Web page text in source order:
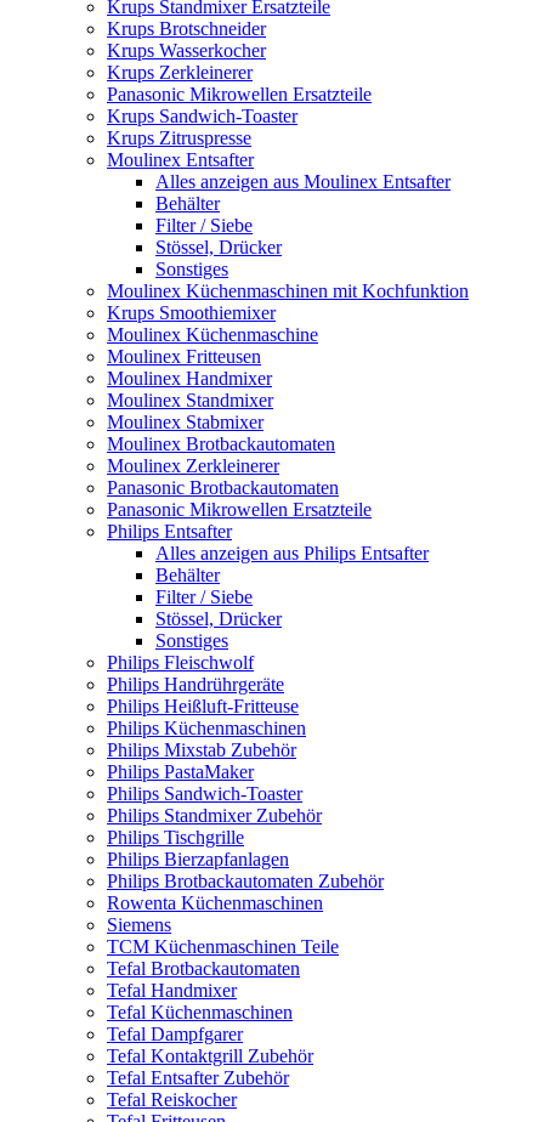
Krups Standmixer Ersatzteile
Krups Brotschneider
Krups Wasserkocher
Krups Zerkleinerer
Panasonic Mikrowellen Ersatzteile
Krups Sandwich-Toaster
Krups Zitruspresse
Moulinex Entsafter
Alles anzeigen aus Moulinex Entsafter
Behälter
Filter / Siebe
Stössel, Drücker
Sonstiges
Moulinex Küchenmaschinen mit Kochfunktion
Krups Smoothiemixer
Moulinex Küchenmaschine
Moulinex Fritteusen
Moulinex Handmixer
Moulinex Standmixer
Moulinex Stabmixer
Moulinex Brotbackautomaten
Moulinex Zerkleinerer
Panasonic Brotbackautomaten
Panasonic Mikrowellen Ersatzteile
Philips Entsafter
Alles anzeigen aus Philips Entsafter
Behälter
Filter / Siebe
Stössel, Drücker
Sonstiges
Philips Fleischwolf
Philips Handrührgeräte
Philips Heißluft-Fritteuse
Philips Küchenmaschinen
Philips Mixstab Zubehör
Philips PastaMaker
Philips Sandwich-Toaster
Philips Standmixer Zubehör
Philips Tischgrille
Philips Bierzapfanlagen
Philips Brotbackautomaten Zubehör
Rowenta Küchenmaschinen
Siemens
TCM Küchenmaschinen Teile
Tefal Brotbackautomaten
Tefal Handmixer
Tefal Küchenmaschinen
Tefal Dampfgarer
Tefal Kontaktgrill Zubehör
Tefal Entsafter Zubehör
Tefal Reiskocher